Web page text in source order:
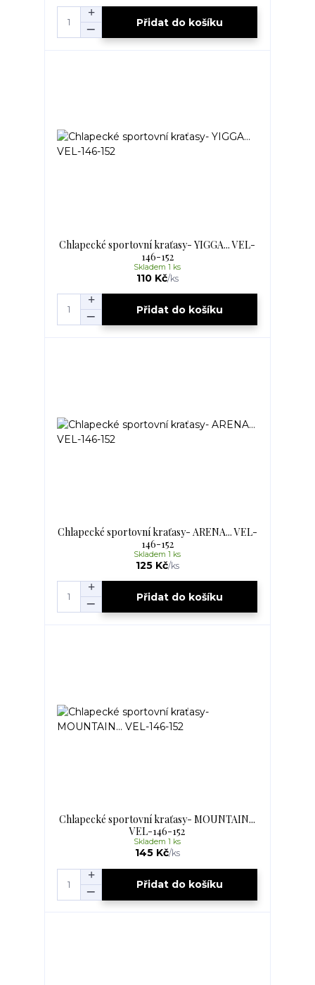
Přidat do košíku
Chlapecké sportovní kraťasy- YIGGA... VEL-
146-152
110 Kč/ks
Skladem 1 ks
Přidat do košíku
Chlapecké sportovní kraťasy- ARENA... VEL-
146-152
125 Kč/ks
Skladem 1 ks
Přidat do košíku
Chlapecké sportovní kraťasy- MOUNTAIN...
VEL-146-152
145 Kč/ks
Skladem 1 ks
Přidat do košíku